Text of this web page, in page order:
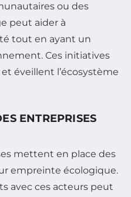
ou des
peut aider à
tout en ayant un
Ces initiatives
éveillent l’écosystème
ENTREPRISES
mettent en place des
empreinte écologique.
avec ces acteurs peut